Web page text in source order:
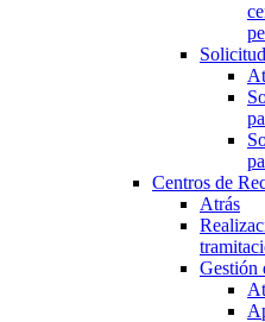
Centros de
Atrás
Gestión